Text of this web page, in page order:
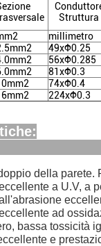
Struttura
millimetro
49xΦ0.25
56xΦ0.285
81xΦ0.3
74xΦ0.4
224xΦ0.3
della
a U.V, a
ad
bassa tossicità
e